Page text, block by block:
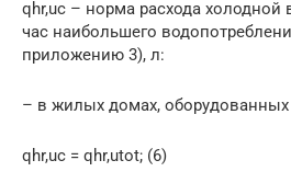
qhr,uс – норма расхода холодной
час наибольшего
приложению 3), л:
– в жилых домах, оборудованных
qhr,uс = qhr,utot; (6)